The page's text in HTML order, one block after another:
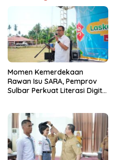
Momen Kemerdekaan
Rawan Isu SARA, Pemprov
Sulbar Perkuat Literasi Digital